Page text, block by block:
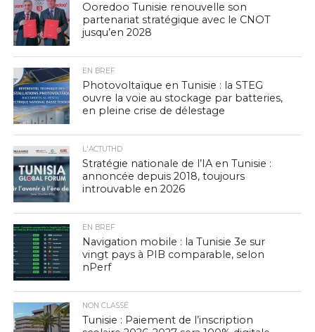
Ooredoo Tunisie renouvelle son
partenariat stratégique avec le CNOT
jusqu’en 2028
EN BREF
Photovoltaïque en Tunisie : la STEG
ouvre la voie au stockage par batteries,
en pleine crise de délestage
L'ACTUTHD
Stratégie nationale de l’IA en Tunisie :
annoncée depuis 2018, toujours
introuvable en 2026
EN BREF
Navigation mobile : la Tunisie 3e sur
vingt pays à PIB comparable, selon
nPerf
NON CLASSÉ
Tunisie : Paiement de l’inscription